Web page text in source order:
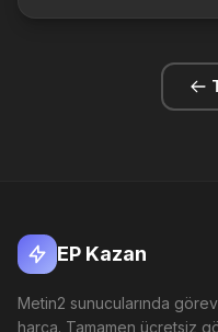
EP Kazan
Metin2 sunucularında
harca. Tamamen ücretsiz